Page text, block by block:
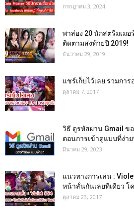
กรกฎาคม 3, 2024
พาส่อง 20 นักสตรีมเมอ
ติดตามส่งท้ายปี 2019!
ธันวาคม 29, 2019
แชร์เก็บไว้เลย รวมกา
ตุลาคม 7, 2017
วิธี ดูรหัสผ่าน Gmail ข
ตอนการเข้าดูแบบที่ง่า
มีนาคม 29, 2023
แนวทางการเล่น :
หน้าสั่นกันเลยทีเดียว โ
ตุลาคม 23, 2017